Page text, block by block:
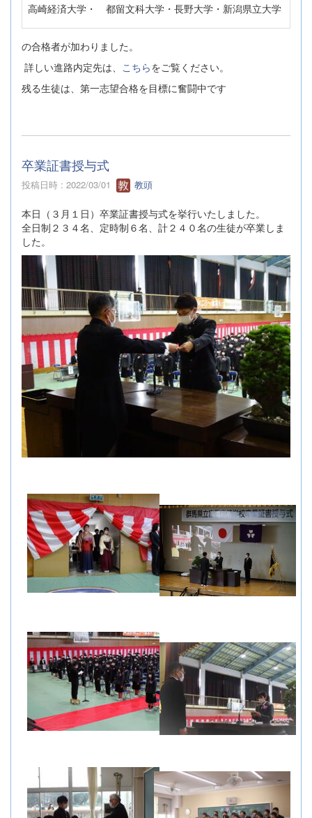
高崎経済大学・ 都留文科大学・長野大学・新潟県立大学
の合格者が加わりました。
詳しい進路内定先は、 こちらをご覧ください。
残る生徒は、第一志望合格を目標に奮闘中です
卒業証書授与式
投稿日時 : 2022/03/01 教頭
本日（３月１日）卒業証書授与式を挙行いたしました。
全日制２３４名、定時制６名、計２４０名の生徒が卒業しま
した。